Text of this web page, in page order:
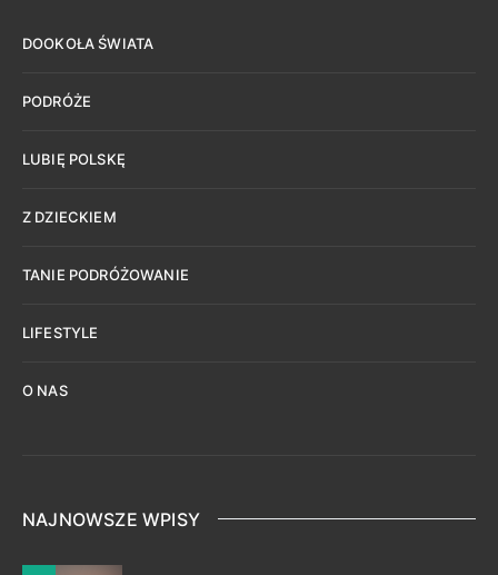
DOOKOŁA ŚWIATA
PODRÓŻE
LUBIĘ POLSKĘ
Z DZIECKIEM
TANIE PODRÓŻOWANIE
LIFESTYLE
O NAS
NAJNOWSZE WPISY